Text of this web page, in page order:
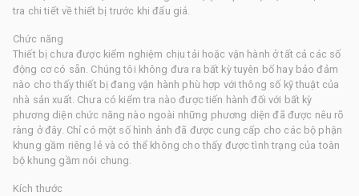
tra chi tiết về thiết bị trước khi đấu giá.
Chức năng
Thiết bị chưa được kiểm nghiệm chịu tải hoặc vận hành ở tất cả các số
động cơ có sẵn. Chúng tôi không đưa ra bất kỳ tuyên bố hay bảo đảm
nào cho thấy thiết bị đang vận hành phù hợp với thông số kỹ thuật của
nhà sản xuất. Chưa có kiểm tra nào được tiến hành đối với bất kỳ
phương diện chức năng nào ngoài những phương diện đã được nêu rõ
ràng ở đây. Chỉ có một số hình ảnh đã được cung cấp cho các bộ phận
khung gầm riêng lẻ và có thể không cho thấy được tình trạng của toàn
bộ khung gầm nói chung.
Kích thước